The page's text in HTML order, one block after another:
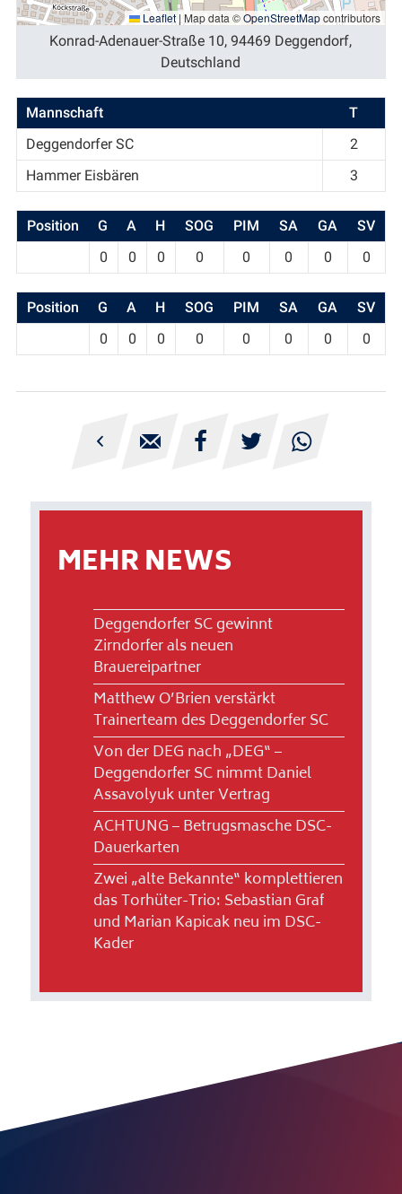
Leaflet | Map data ©OpenStreetMapcontributors
Konrad-Adenauer-Straße 10, 94469 Deggendorf,
Deutschland
Mannschaft
T
Deggendorfer SC
2
Hammer Eisbären
3
Position G A H SOG PIM SA GA
SV
0
0 0 0 0 0 0 0
Position G A H SOG PIM SA GA
SV
0
0 0 0 0 0 0 0
    
MEHR NEWS
Deggendorfer SC gewinnt
Zirndorfer als neuen
Brauereipartner
Matthew O’Brien verstärkt
Trainerteam des Deggendorfer SC
Von der DEG nach „DEG“ –
Deggendorfer SC nimmt Daniel
Assavolyuk unter Vertrag
ACHTUNG – Betrugsmasche DSC-
Dauerkarten
Zwei „alte Bekannte“ komplettieren
das Torhüter-Trio: Sebastian Graf
und Marian Kapicak neu im DSC-
Kader